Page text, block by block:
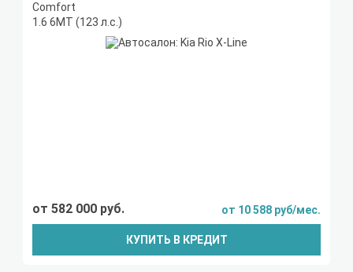
Comfort
1.6 6МТ (123 л.с.)
от 582 000 руб. от 10 588 руб/мес.
КУПИТЬ В КРЕДИТ